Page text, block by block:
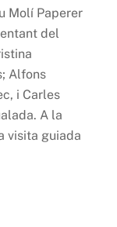
Molí Paperer
del
Alfons
i Carles
A la
visita guiada